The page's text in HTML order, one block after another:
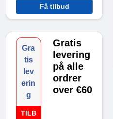
Få tilbud
Gra
tis
lev
erin
g
TILB
Gratis
levering
på alle
ordrer
over €60